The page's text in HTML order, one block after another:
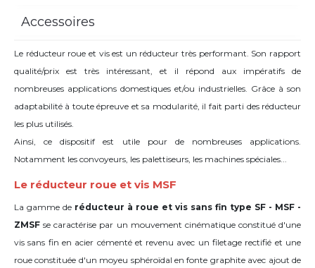
Accessoires
Le réducteur roue et vis est un réducteur très performant. Son rapport
qualité/prix est très intéressant, et il répond aux impératifs de
nombreuses applications domestiques et/ou industrielles. Grâce à son
adaptabilité à toute épreuve et sa modularité, il fait parti des réducteur
les plus utilisés.
Ainsi, ce dispositif est utile pour de nombreuses applications.
Notamment les convoyeurs, les palettiseurs, les machines spéciales...
Le réducteur roue et vis MSF
La gamme de réducteur à roue et vis sans fin type SF - MSF -
ZMSFse caractérise par un mouvement cinématique constitué d'une
vis sans fin en acier cémenté et revenu avec un filetage rectifié et une
roue constituée d'un moyeu sphéroïdal en fonte graphite avec ajout de